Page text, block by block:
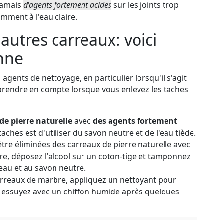
d'agents fortement acidessur les joints trop
à l'eau claire.
carreaux: voici
de nettoyage, en particulier lorsqu'il s'agit
en compte lorsque vous enlevez les taches
pierre naturelleavec des agents fortement
est d'utiliser du savon neutre et de l'eau tiède.
éliminées des carreaux de pierre naturelle avec
déposez l'alcool sur un coton-tige et tamponnez
et au savon neutre.
de marbre, appliquez un nettoyant pour
avec un chiffon humide après quelques